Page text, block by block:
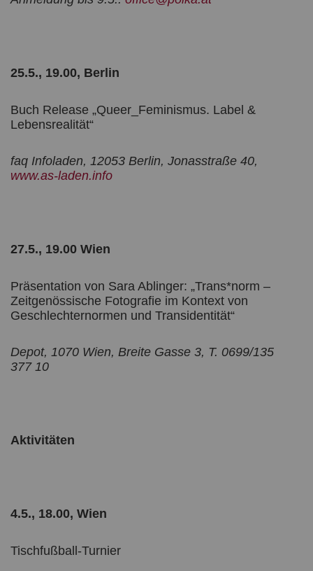
25.5., 19.00, Berlin
Buch Release „Queer_Feminismus. Label &
Lebensrealität“
faq Infoladen, 12053 Berlin, Jonasstraße 40,
www.as-laden.info
27.5., 19.00 Wien
Präsentation von Sara Ablinger: „Trans*norm –
Zeitgenössische Fotografie im Kontext von
Geschlechternormen und Transidentität“
Depot, 1070 Wien, Breite Gasse 3, T. 0699/135
377 10
Aktivitäten
4.5., 18.00, Wien
Tischfußball-Turnier